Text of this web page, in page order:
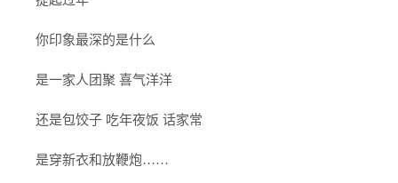
你印象最深的是什么
是一家人团聚 喜气洋洋
还是包饺子 吃年夜饭 话家常
是穿新衣和放鞭炮……